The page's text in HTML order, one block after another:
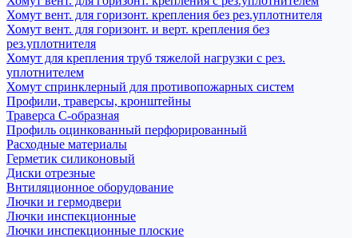
Хомут вент. для горизонт. крепления без рез.уплотнителя
Хомут вент. для горизонт. и верт. крепления без
рез.уплотнителя
Хомут для крепления труб тяжелой нагрузки с рез.
уплотнителем
Хомут спринклерный для противопожарных систем
Профили, траверсы, кронштейны
Траверса С-образная
Профиль оцинкованный перфорированный
Расходные материалы
Герметик силиконовый
Диски отрезные
Внтиляционное оборудование
Лючки и гермодвери
Лючки инспекционные
Лючки инспекционные плоские